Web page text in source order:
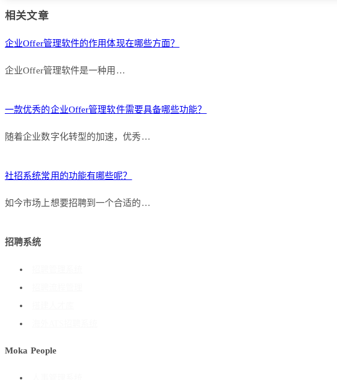
相关文章
企业Offer管理软件的作用体现在哪些方面？
企业Offer管理软件是一种用…
一款优秀的企业Offer管理软件需要具备哪些功能？
随着企业数字化转型的加速，优秀…
社招系统常用的功能有哪些呢？
如今市场上想要招聘到一个合适的…
招聘系统
Moka People